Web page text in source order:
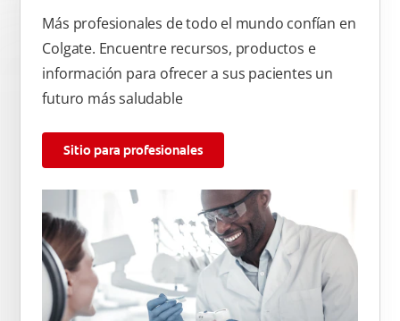
Más profesionales de todo el mundo confían en
Colgate. Encuentre recursos, productos e
información para ofrecer a sus pacientes un
futuro más saludable
Sitio para profesionales